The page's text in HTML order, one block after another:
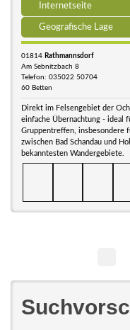
Internetseite
Geografische Lage
01814 Rathmannsdorf
Am Sebnitzbach 8
Telefon: 035022 50704
60 Betten
Direkt im Felsengebiet der
einfache Übernachtung - ideal
Gruppentreffen, insbesondere
zwischen Bad Schandau und
bekanntesten Wandergebiete.